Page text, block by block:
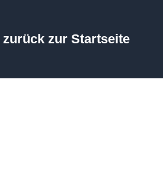
zurück zur Startseite